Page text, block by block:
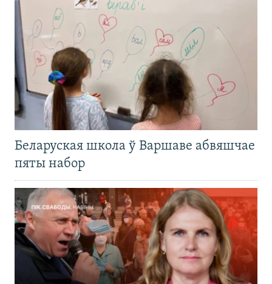
Беларуская школа ў Варшаве абвяшчае
пяты набор